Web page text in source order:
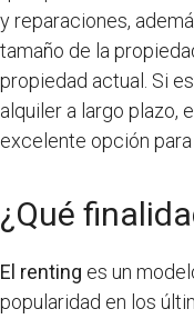
y reparaciones,
tamaño de la
propiedad actual. Si
alquiler a largo plazo,
excelente opción para
¿Qué
El renting es un
popularidad en los